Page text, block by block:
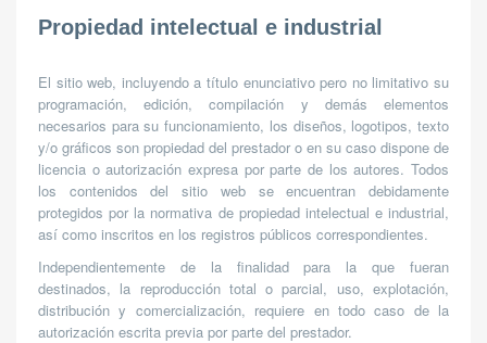
Propiedad intelectual e industrial
El sitio web, incluyendo a título enunciativo pero no limitativo su
programación, edición, compilación y demás elementos
necesarios para su funcionamiento, los diseños, logotipos, texto
y/o gráficos son propiedad del prestador o en su caso dispone de
licencia o autorización expresa por parte de los autores. Todos
los contenidos del sitio web se encuentran debidamente
protegidos por la normativa de propiedad intelectual e industrial,
así como inscritos en los registros públicos correspondientes.
Independientemente de la finalidad para la que fueran
destinados, la reproducción total o parcial, uso, explotación,
distribución y comercialización, requiere en todo caso de la
autorización escrita previa por parte del prestador.